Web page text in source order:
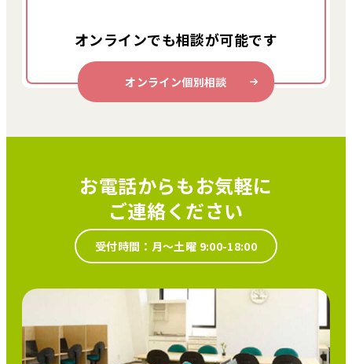
オンラインでも相談が可能です
オンライン個別相談
お電話からもお気軽に
ご連絡ください
受付時間：月～土曜 9:00-18:00